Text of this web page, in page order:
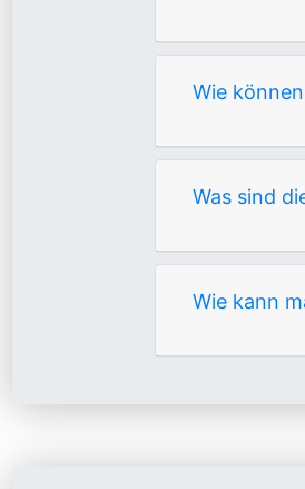
Wie
Was sind
Wie kann